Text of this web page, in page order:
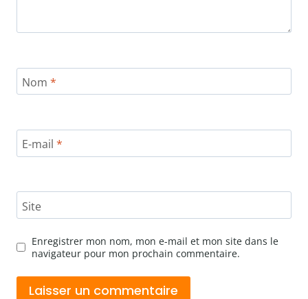
Nom *
E-mail *
Site
Enregistrer mon nom, mon e-mail et mon site dans le
navigateur pour mon prochain commentaire.